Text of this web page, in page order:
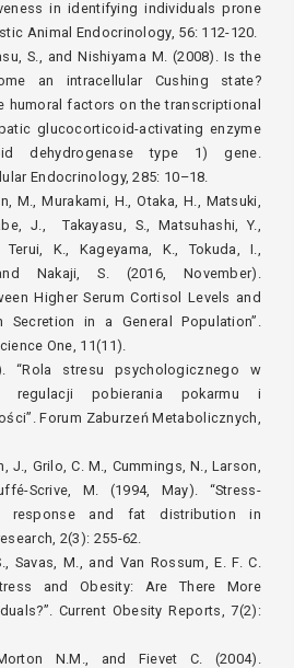
in identifying individuals prone
Animal Endocrinology, 56: 112-120.
S., and Nishiyama M. (2008). Is the
an intracellular Cushing state?
factors on the transcriptional
glucocorticoid-activating enzyme
dehydrogenase type 1) gene.
Endocrinology, 285: 10–18.
M., Murakami, H., Otaka, H., Matsuki,
J., Takayasu, S., Matsuhashi, Y.,
Terui, K., Kageyama, K., Tokuda, I.,
Nakaji, S. (2016, November).
Higher Serum Cortisol Levels and
Secretion in a General Population”.
One, 11(11).
“Rola stresu psychologicznego w
regulacji pobierania pokarmu i
Forum Zaburzeń Metabolicznych,
J., Grilo, C. M., Cummings, N., Larson,
Scrive, M. (1994, May). “Stress-
response and fat distribution in
2(3): 255-62.
Savas, M., and Van Rossum, E. F. C.
and Obesity: Are There More
Current Obesity Reports, 7(2):
N.M., and Fievet C. (2004).